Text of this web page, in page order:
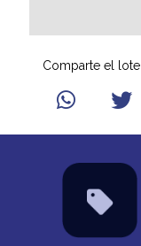
Comparte el lote